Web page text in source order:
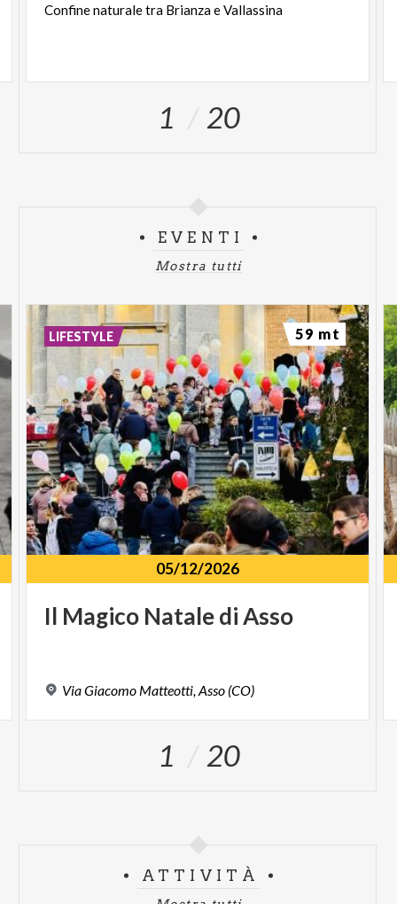
Confinenaturaletra BrianzaeVallassina
1 20
EVENTI
Mostra tutti
05/12/2026
Il Magico NatalediAsso
ViaGiacomo Matteotti, Asso (CO)
LIFESTYLE 59 mt
1 20
ATTIVITÀ